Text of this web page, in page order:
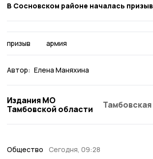
В Сосновском районе началась
призыв армия
Автор: Елена Маняхина
Издания МО
Тамбовской области
Общество Сегодня, 09:28